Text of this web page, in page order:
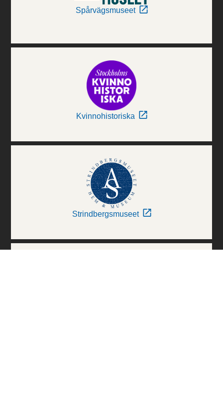
Spårvägsmuseet
Kvinnohistoriska
Strindbergsmuseet